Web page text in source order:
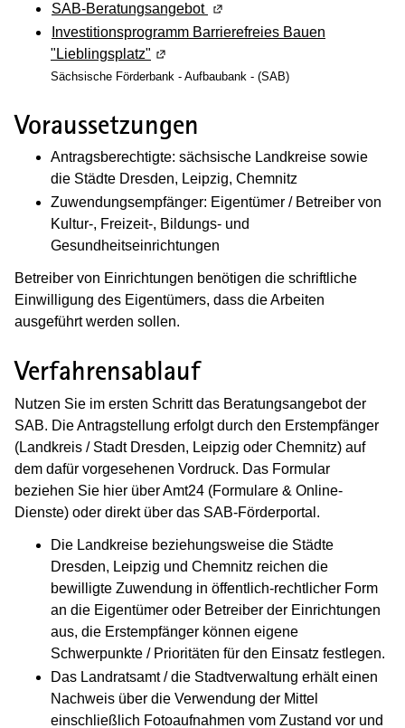
SAB-Beratungsangebot (Wird in einem neuen Fenster
Investitionsprogramm Barrierefreies Bauen
"Lieblingsplatz" (Wird in einem neuen Fenster geöffnet)
Sächsische Förderbank - Aufbaubank - (SAB)
Voraussetzungen
Antragsberechtigte: sächsische Landkreise sowie
die Städte Dresden, Leipzig, Chemnitz
Zuwendungsempfänger: Eigentümer / Betreiber von
Kultur-, Freizeit-, Bildungs- und
Gesundheitseinrichtungen
Betreiber von Einrichtungen benötigen die schriftliche
Einwilligung des Eigentümers, dass die Arbeiten
ausgeführt werden sollen.
Verfahrensablauf
Nutzen Sie im ersten Schritt das Beratungsangebot der
SAB. Die Antragstellung erfolgt durch den Erstempfänger
(Landkreis / Stadt Dresden, Leipzig oder Chemnitz) auf
dem dafür vorgesehenen Vordruck. Das Formular
beziehen Sie hier über Amt24 (Formulare & Online-
Dienste) oder direkt über das SAB-Förderportal.
Die Landkreise beziehungsweise die Städte
Dresden, Leipzig und Chemnitz reichen die
bewilligte Zuwendung in öffentlich-rechtlicher Form
an die Eigentümer oder Betreiber der Einrichtungen
aus, die Erstempfänger können eigene
Schwerpunkte / Prioritäten für den Einsatz festlegen.
Das Landratsamt / die Stadtverwaltung erhält einen
Nachweis über die Verwendung der Mittel
einschließlich Fotoaufnahmen vom Zustand vor und